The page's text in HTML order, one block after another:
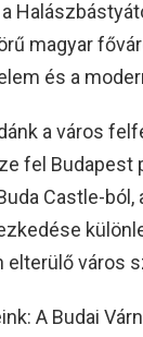
magyar
és a
a város
fel Budapest
Castle-ból,
elterülő város
A Budai